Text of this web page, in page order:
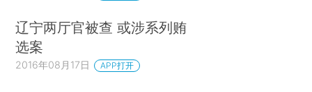
辽宁两厅官被查 或涉系列贿
选案
2016年08月17日 APP打开